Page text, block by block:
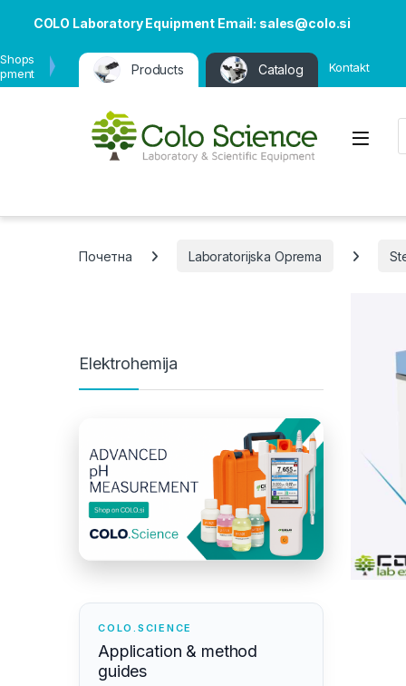
COLO Laboratory Equipment Email: sales@colo.si
Products Catalog Kontakt
Open
Почетна Laboratorijska Oprema
Elektrohemija
COLO.SCIENCE
Application & method
guides